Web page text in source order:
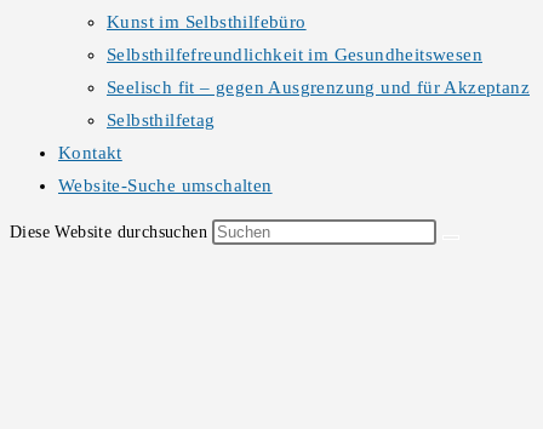
Kunst im Selbsthilfebüro
Selbsthilfefreundlichkeit im Gesundheitswesen
Seelisch fit – gegen Ausgrenzung und für Akzeptanz
Selbsthilfetag
Kontakt
Website-Suche umschalten
Diese Website durchsuchen